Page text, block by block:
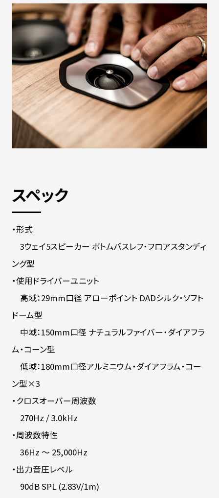
スペック
・形式
3ウェイ5スピーカー ボトムバスレフ・フロアスタンディ
ング型
・使用ドライバーユニット
高域：29mm口径 アローポイント DADシルク・ソフト
ドーム型
中域：150mm口径 ナチュラルファイバー・ダイアフラ
ム・コーン型
低域：180mm口径アルミニウム・ダイアフラム・コー
ン型×3
・クロスオーバー周波数
270Hz / 3.0kHz
・周波数特性
36Hz ～ 25,000Hz
・出力音圧レベル
90dB SPL (2.83V/1m)